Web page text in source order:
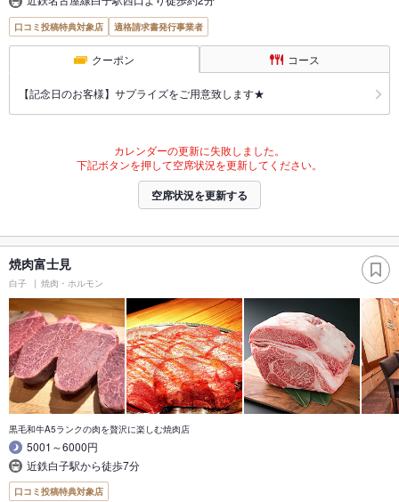
口コミ投稿特典対象店 適格請求書発行事業者
クーポン コース
【記念日のお客様】サプライズをご用意致します★
カレンダーの更新に失敗しました。
下記ボタンを押して空席状況を更新してください。
空席状況を更新する
焼肉富士見
白子 焼肉・ホルモン
黒毛和牛A5ランクの肉を贅沢に楽しむ焼肉店
5001～6000円
近鉄白子駅から徒歩7分
口コミ投稿特典対象店